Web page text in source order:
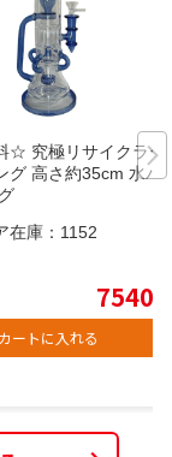
☆ 究極リサイクラー
グ 高さ約35cm 水パ
在庫： 1152
7540
カートに入れる